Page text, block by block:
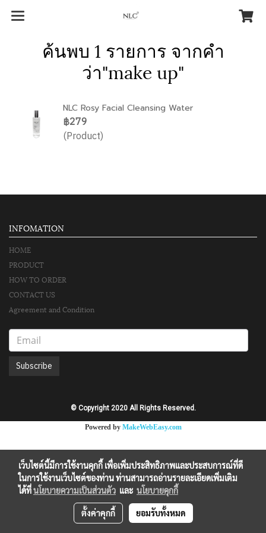
ค้นพบ 1 รายการ จากคำ
ว่า"make up"
NLC Rosy Facial Cleansing Water
฿279
(Product)
INFOMATION
HOME
PRODUCT
HOW TO ORDER
CONTACT US
Agreement and Condition
Subscribe
© Copyright 2020 All Rights Reserved.
Powered by MakeWebEasy.com
เว็บไซต์นี้มีการใช้งานคุกกี้ เพื่อเพิ่มประสิทธิภาพและประสบการณ์ที่ดี
ในการใช้งานเว็บไซต์ของท่าน ท่านสามารถอ่านรายละเอียดเพิ่มเติม
ได้ที่นโยบายความเป็นส่วนตัว และ นโยบายคุกกี้
ตั้งค่าคุกกี้ ยอมรับทั้งหมด